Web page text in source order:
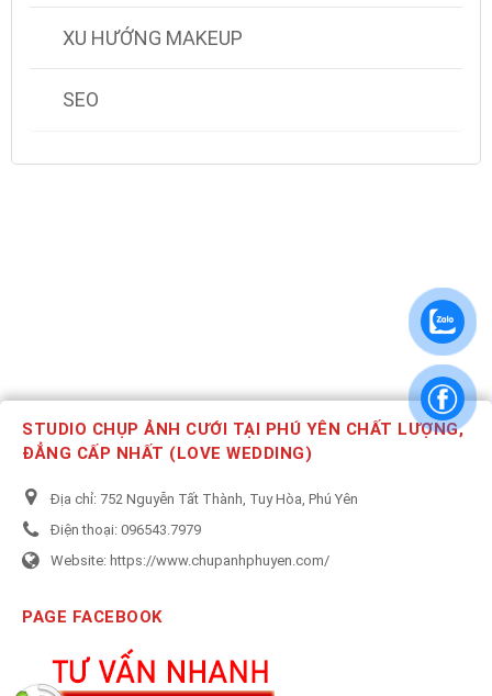
XU HƯỚNG MAKEUP
SEO
STUDIO CHỤP ẢNH CƯỚI TẠI PHÚ YÊN CHẤT LƯỢNG,
ĐẲNG CẤP NHẤT (LOVE WEDDING)
Địa chỉ: 752 Nguyễn Tất Thành, Tuy Hòa, Phú Yên
Điện thoại: 096543.7979
Website: https://www.chupanhphuyen.com/
PAGE FACEBOOK